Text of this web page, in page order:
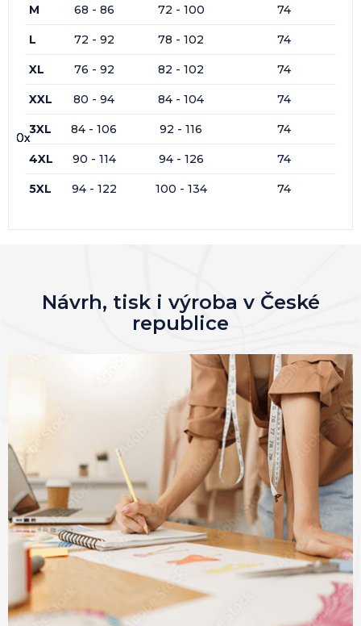
0x
0x
0x
0x
M 68 - 86 72 - 100 74
L 72 - 92 78 - 102 74
XL 76 - 92 82 - 102 74
XXL 80 - 94 84 - 104 74
3XL 84 - 106 92 - 116 74
4XL 90 - 114 94 - 126 74
5XL 94 - 122 100 - 134 74
Návrh, tisk i výroba v České
republice